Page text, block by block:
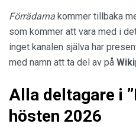
Förrädarna kommer tillbaka
som kommer att vara med i
inget kanalen själva har
med namn att ta del av på
Alla deltagare i
hösten 2026